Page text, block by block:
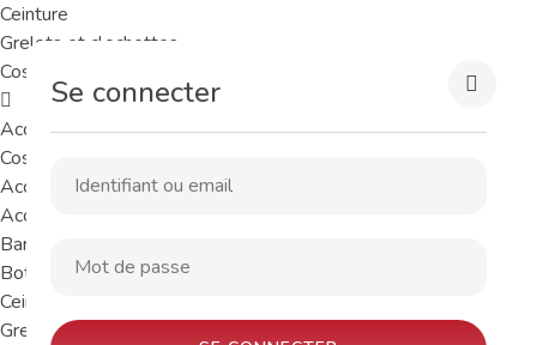
Se connecter
Ceinture
Grelots et clochettes
Costume de lutin
Accueil
Costumes de Père Noël
Accessoires de Père Noël
Accessoires
Barbe avec perruque
Bottes
Ceinture
Grelots et clochettes